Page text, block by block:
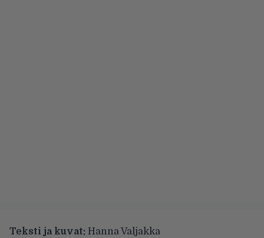
Teksti ja kuvat: Hanna Valjakka